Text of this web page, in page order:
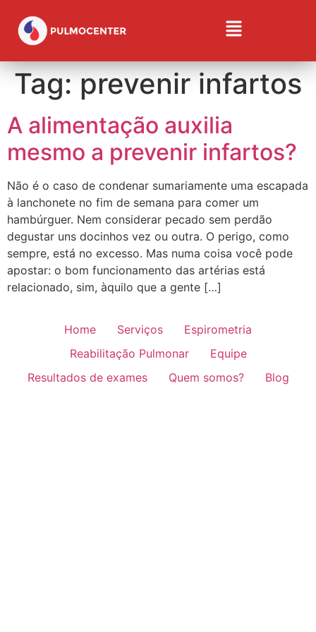
Tag:prevenir infartos
A alimentação auxilia
mesmo a prevenir infartos?
Não é o caso de condenar sumariamente uma escapada
à lanchonete no fim de semana para comer um
hambúrguer. Nem considerar pecado sem perdão
degustar uns docinhos vez ou outra. O perigo, como
sempre, está no excesso. Mas numa coisa você pode
apostar: o bom funcionamento das artérias está
relacionado, sim, àquilo que a gente […]
Home Serviços
Espirometria
Reabilitação Pulmonar
Equipe
Resultados de exames
Quem somos? Blog